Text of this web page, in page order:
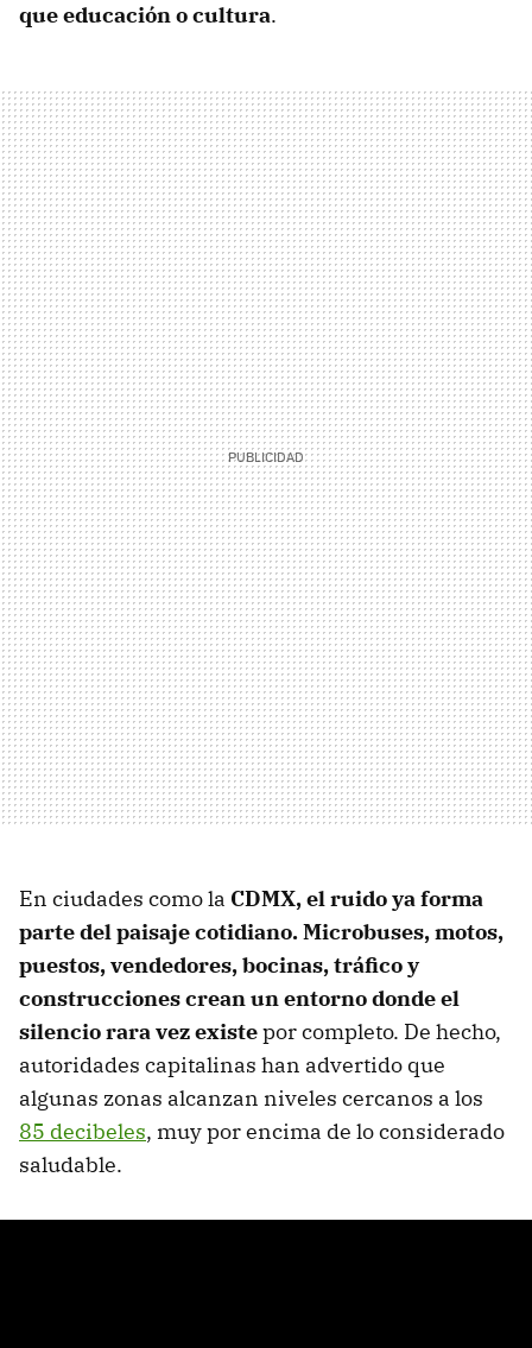
que educación o cultura.
En ciudades como la CDMX, el ruido ya forma
parte del paisaje cotidiano. Microbuses, motos,
puestos, vendedores, bocinas, tráfico y
construcciones crean un entorno donde el
silencio rara vez existepor completo. De hecho,
autoridades capitalinas han advertido que
algunas zonas alcanzan niveles cercanos a los
85 decibeles, muy por encima de lo considerado
saludable.